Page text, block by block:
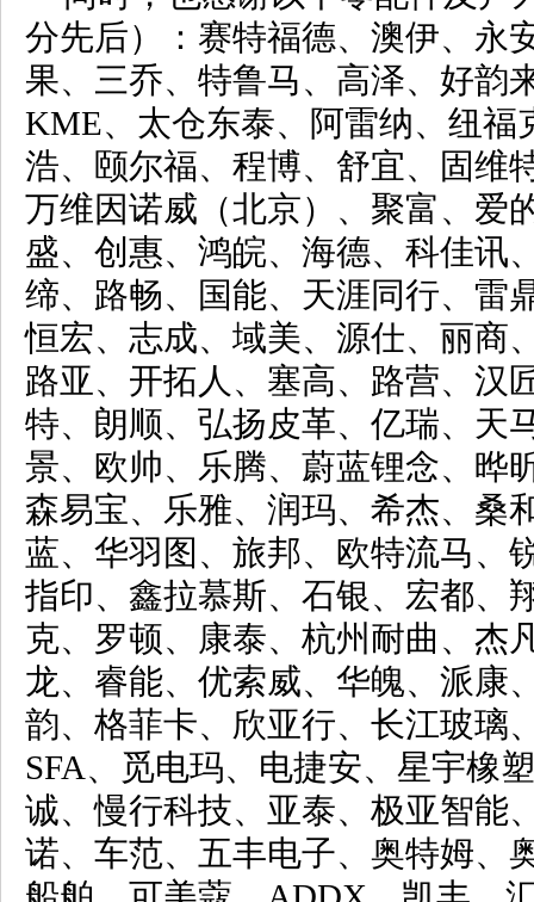
分先后）：赛特福德、澳伊、永
果、三乔、特鲁马、高泽、好
KME、太仓东泰、阿雷纳、纽福
浩、颐尔福、程博、舒宜、固
万维因诺威（北京）、聚富、爱
盛、创惠、鸿皖、海德、科佳讯
缔、路畅、国能、天涯同行、雷
恒宏、志成、域美、源仕、丽商
路亚、开拓人、塞高、路营、汉
特、朗顺、弘扬皮革、亿瑞、天
景、欧帅、乐腾、蔚蓝锂念、晔
森易宝、乐雅、润玛、希杰、桑
蓝、华羽图、旅邦、欧特流马、
指印、鑫拉慕斯、石银、宏都、
克、罗顿、康泰、杭州耐曲、杰
龙、睿能、优索威、华魄、派康
韵、格菲卡、欣亚行、长江玻璃
SFA、觅电玛、电捷安、星宇橡
诚、慢行科技、亚泰、极亚智能
诺、车范、五丰电子、奥特姆、